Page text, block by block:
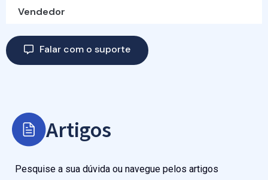
Vendedor
Falar com o suporte
Artigos
Pesquise a sua dúvida ou navegue pelos artigos